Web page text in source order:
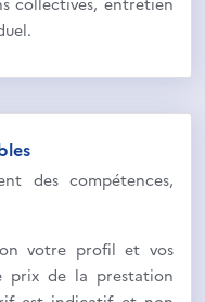
des compétences,
votre profil et vos
prix de la prestation